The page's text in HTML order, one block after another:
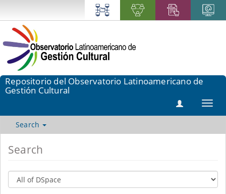
Repositorio del Observatorio Latinoamericano de
Gestión Cultural
Search
Search